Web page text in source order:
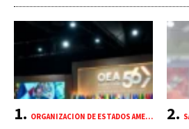
ORGANIZACIÓN DE ESTADOS AMERICANOS (OEA)